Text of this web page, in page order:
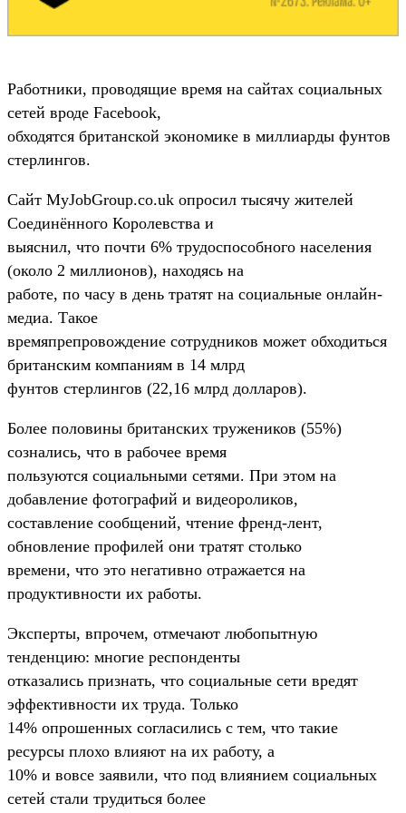
Работники, проводящие время на сайтах социальных
сетей вроде Facebook,
обходятся британской экономике в миллиарды фунтов
стерлингов.
Сайт MyJobGroup.co.uk опросил тысячу жителей
Соединённого Королевства и
выяснил, что почти 6% трудоспособного населения
(около 2 миллионов), находясь на
работе, по часу в день тратят на социальные онлайн-
медиа. Такое
времяпрепровождение сотрудников может обходиться
британским компаниям в 14 млрд
фунтов стерлингов (22,16 млрд долларов).
Более половины британских тружеников (55%)
сознались, что в рабочее время
пользуются социальными сетями. При этом на
добавление фотографий и видеороликов,
составление сообщений, чтение френд-лент,
обновление профилей они тратят столько
времени, что это негативно отражается на
продуктивности их работы.
Эксперты, впрочем, отмечают любопытную
тенденцию: многие респонденты
отказались признать, что социальные сети вредят
эффективности их труда. Только
14% опрошенных согласились с тем, что такие
ресурсы плохо влияют на их работу, а
10% и вовсе заявили, что под влиянием социальных
сетей стали трудиться более